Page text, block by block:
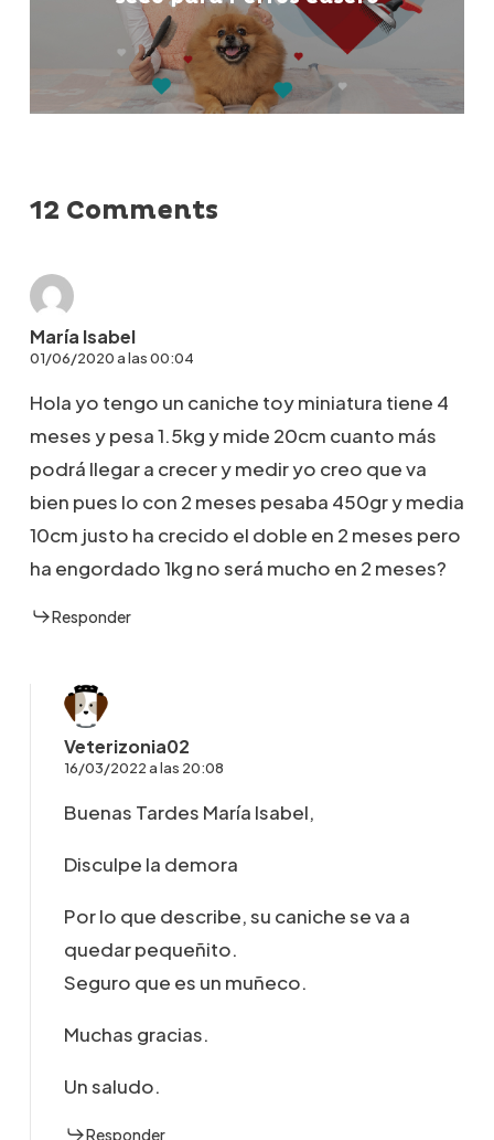
12 Comments
María Isabel
01/06/2020 a las 00:04
Hola yo tengo un caniche toy miniatura tiene 4
meses y pesa 1.5kg y mide 20cm cuanto más
podrá llegar a crecer y medir yo creo que va
bien pues lo con 2 meses pesaba 450gr y media
10cm justo ha crecido el doble en 2 meses pero
ha engordado 1kg no será mucho en 2 meses?
Responder
Veterizonia02
16/03/2022 a las 20:08
Buenas Tardes María Isabel,
Disculpe la demora
Por lo que describe, su caniche se va a
quedar pequeñito.
Seguro que es un muñeco.
Muchas gracias.
Un saludo.
Responder